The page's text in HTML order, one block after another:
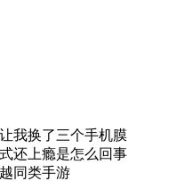
我换了三个手机膜
还上瘾是怎么回事
同类手游